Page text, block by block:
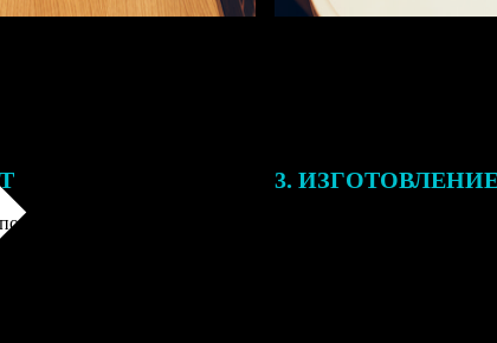
заказа к печати
могут связаться с Вами
телефону или email для
деталей.
3.
Оплатите заказ
оплаты получите
описанием заказа. Когда